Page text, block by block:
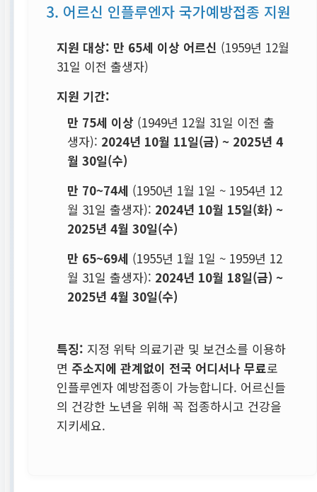
3. 어르신 인플루엔자 국가예방접종 지원
지원 대상: 만 65세 이상 어르신 (1959년 12월
31일 이전 출생자)
지원 기간:
만 75세 이상 (1949년 12월 31일 이전 출
생자): 2024년 10월 11일(금) ~ 2025년 4
월 30일(수)
만 70~74세 (1950년 1월 1일 ~ 1954년 12
월 31일 출생자): 2024년 10월 15일(화) ~
2025년 4월 30일(수)
만 65~69세 (1955년 1월 1일 ~ 1959년 12
월 31일 출생자): 2024년 10월 18일(금) ~
2025년 4월 30일(수)
특징: 지정 위탁 의료기관 및 보건소를 이용하
면 주소지에 관계없이 전국 어디서나 무료로
인플루엔자 예방접종이 가능합니다. 어르신들
의 건강한 노년을 위해 꼭 접종하시고 건강을
지키세요.